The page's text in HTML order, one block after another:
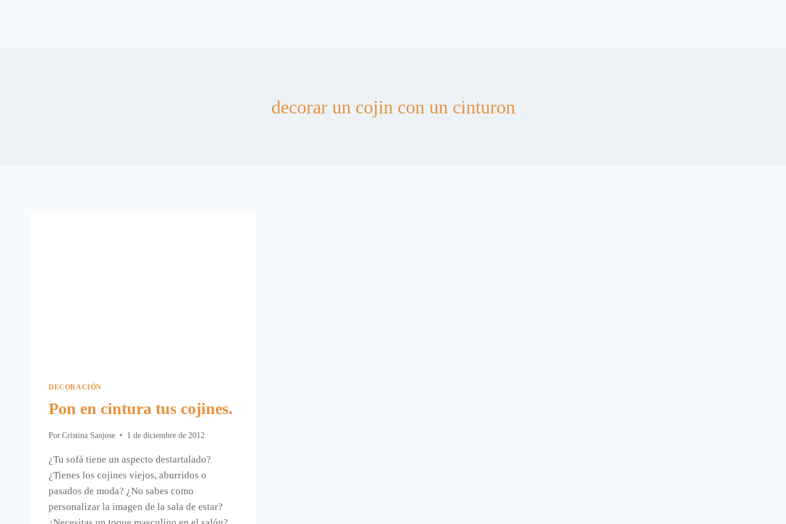
decorar un cojin con un cinturon
DECORACIÓN
Pon en cintura tus cojines.
Por Cristina Sanjose 1 de diciembre de 2012
¿Tu sofá tiene un aspecto destartalado?
¿Tienes los cojines viejos, aburridos o
pasados de moda? ¿No sabes como
personalizar la imagen de la sala de estar?